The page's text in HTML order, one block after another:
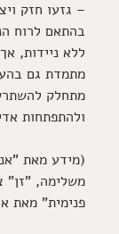
– גזעו חזק
בהתאם לרוח
ללא ניידות,
מתמדת גם
מתחלק
ולהתפתחות
(מידע מאת
משלימה, "זן"
פנימית" מאת